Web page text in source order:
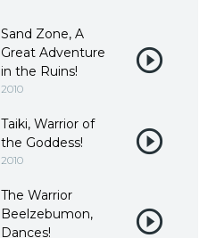
Sand Zone, A
Great Adventure
in the Ruins!
2010
Taiki, Warrior of
the Goddess!
2010
The Warrior
Beelzebumon,
Dances!